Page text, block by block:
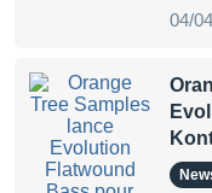
04/